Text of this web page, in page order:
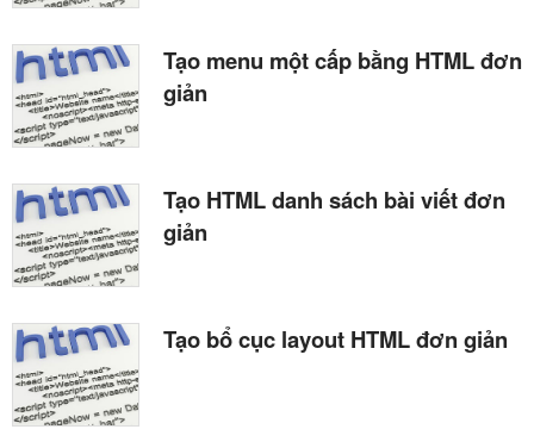
Tạo menu một cấp bằng HTML đơn
giản
Tạo HTML danh sách bài viết đơn
giản
Tạo bổ cục layout HTML đơn giản